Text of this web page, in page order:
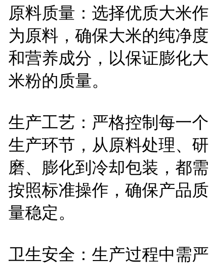
原料质量：选择优质大米作
为原料，确保大米的纯净度
和营养成分，以保证膨化大
米粉的质量。
生产工艺：严格控制每一个
生产环节，从原料处理、研
磨、膨化到冷却包装，都需
按照标准操作，确保产品质
量稳定。
卫生安全：生产过程中需严